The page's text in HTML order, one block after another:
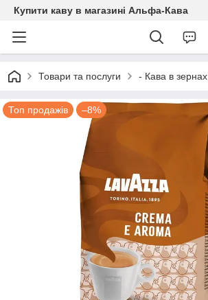
Купити каву в магазині Альфа-Кава
Товари та послуги - Кава в зернах
Топ продажів –8%